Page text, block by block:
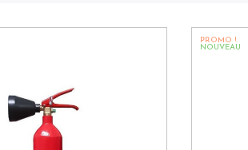
PROMO !
NOUVEAU